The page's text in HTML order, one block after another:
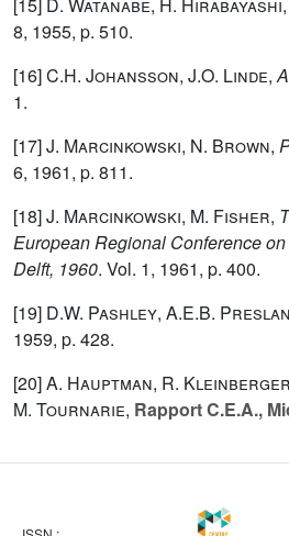
8, 1955, p. 510.
[16]C.H. Johansson, J.O. Linde,
1.
[17]J. Marcinkowski, N. Brown,
6, 1961, p. 811.
[18]J. Marcinkowski, M. Fisher,
European Regional Conference
Delft, 1960. Vol. 1, 1961, p. 400.
[19] D.W. Pashley, A.E.B.
1959, p. 428.
[20]A. Hauptman, R. Kleinberger
M. Tournarie, Rapport C.E.A.,